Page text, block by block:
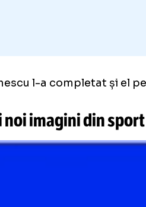
l-a completat și el
noi imagini din sport